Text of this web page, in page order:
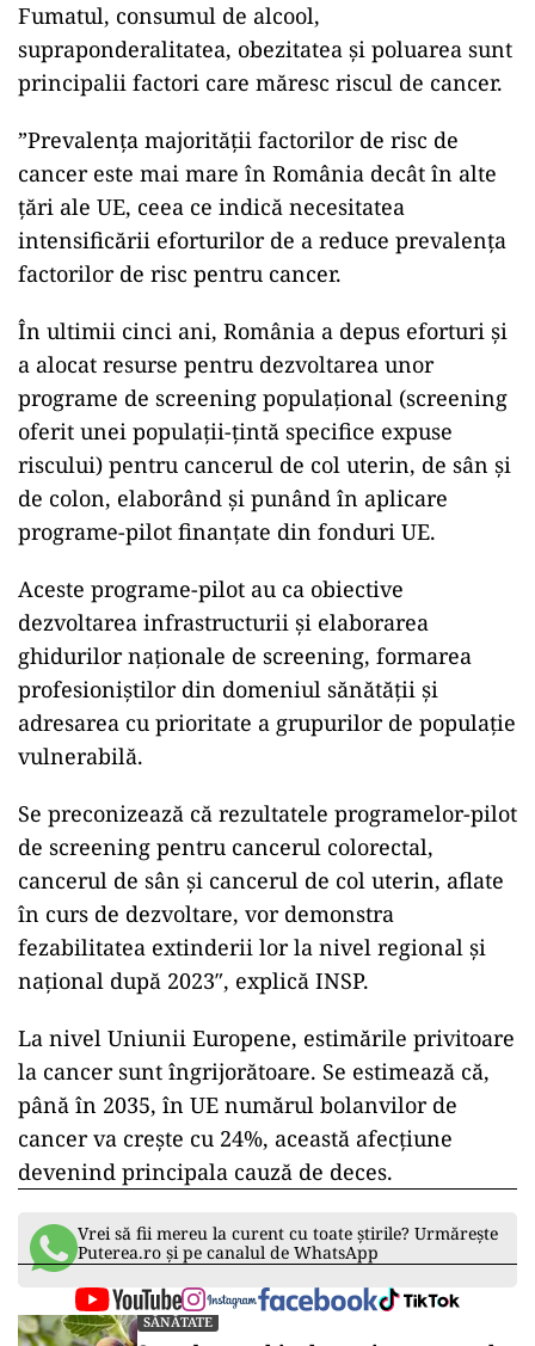
Fumatul, consumul de alcool,
supraponderalitatea, obezitatea și poluarea sunt
principalii factori care măresc riscul de cancer.
”Prevalenţa majorităţii factorilor de risc de
cancer este mai mare în România decât în alte
ţări ale UE, ceea ce indică necesitatea
intensificării eforturilor de a reduce prevalenţa
factorilor de risc pentru cancer.
În ultimii cinci ani, România a depus eforturi şi
a alocat resurse pentru dezvoltarea unor
programe de screening populaţional (screening
oferit unei populaţii-ţintă specifice expuse
riscului) pentru cancerul de col uterin, de sân şi
de colon, elaborând şi punând în aplicare
programe-pilot finanţate din fonduri UE.
Aceste programe-pilot au ca obiective
dezvoltarea infrastructurii şi elaborarea
ghidurilor naţionale de screening, formarea
profesioniştilor din domeniul sănătăţii şi
adresarea cu prioritate a grupurilor de populaţie
vulnerabilă.
Se preconizează că rezultatele programelor-pilot
de screening pentru cancerul colorectal,
cancerul de sân şi cancerul de col uterin, aflate
în curs de dezvoltare, vor demonstra
fezabilitatea extinderii lor la nivel regional şi
naţional după 2023″, explică INSP.
La nivel Uniunii Europene, estimările privitoare
la cancer sunt îngrijorătoare. Se estimează că,
până în 2035, în UE numărul bolanvilor de
cancer va crește cu 24%, această afecțiune
devenind principala cauză de deces.
Vrei să fii mereu la curent cu toate știrile? Urmărește
Puterea.ro și pe canalul de WhatsApp
SĂNĂTATE